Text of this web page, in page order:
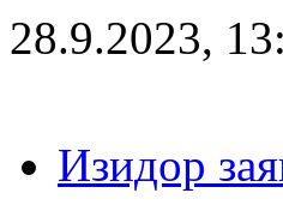
28.9.2023,
Изидор